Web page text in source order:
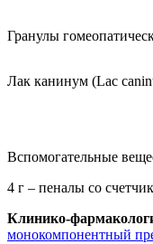
Гранулы
Лак канинум (Lac
Вспомогательные
4 г – пеналы со
Клинико-
монокомпонентный